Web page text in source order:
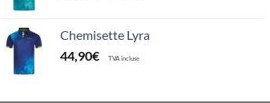
Chemisette Lyra
44,90€ TVA incluse